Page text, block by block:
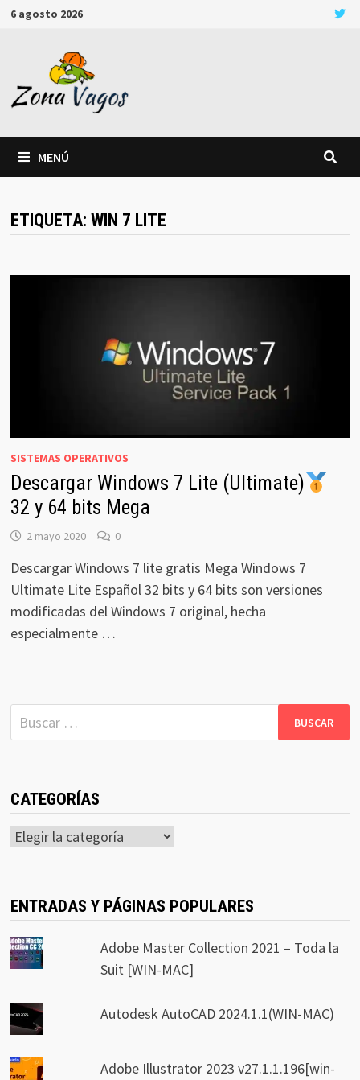
Saltar
6 agosto 2026
MENÚ
ETIQUETA: WIN 7 LITE
SISTEMAS OPERATIVOS
Descargar Windows 7 Lite (Ultimate)
32 y 64 bits Mega
2 mayo 2020 0
Descargar Windows 7 lite gratis Mega Windows 7
Ultimate Lite Español 32 bits y 64 bits son versiones
modificadas del Windows 7 original, hecha
especialmente …
Buscar:
CATEGORÍAS
Categorías
ENTRADAS Y PÁGINAS POPULARES
Adobe Master Collection 2021 – Toda la
Suit [WIN-MAC]
Autodesk AutoCAD 2024.1.1(WIN-MAC)
Adobe Illustrator 2023 v27.1.1.196[win-